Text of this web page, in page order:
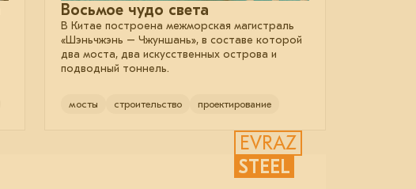
Восьмое чудо света
В Китае построена межморская магистраль
«Шэньчжэнь – Чжуншань», в составе которой
два моста, два искусственных острова и
подводный тоннель.
мосты строительство проектирование
EVRAZ
STEEL